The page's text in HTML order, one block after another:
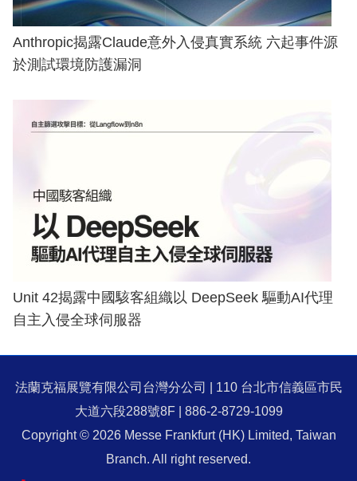
Anthropic揭露Claude意外入侵真實系統 六起事件源
於測試環境防護漏洞
Unit 42揭露中國駭客組織以 DeepSeek 驅動AI代理
自主入侵全球伺服器
法蘭克福展覽有限公司台灣分公司 | 110 台北市信義區市民
大道六段288號8F | 886-2-8729-1099
Copyright © 2026 Messe Frankfurt (HK) Limited, Taiwan
Branch. All right reserved.